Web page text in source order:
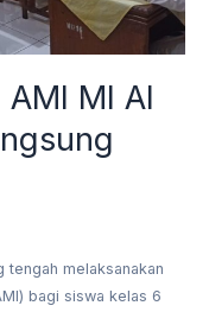
MI Al
tengah melaksanakan
bagi siswa kelas 6